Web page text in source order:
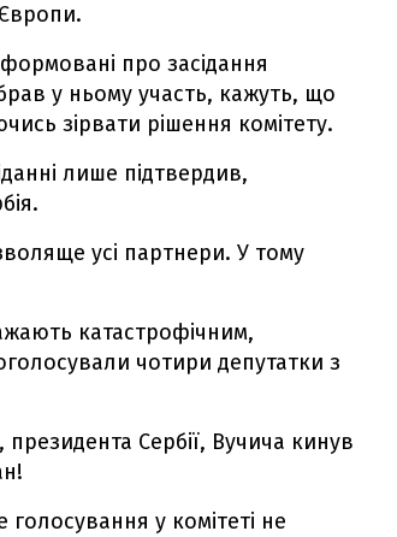
про засідання
у ньому участь, кажуть, що
зірвати рішення комітету.
лише підтвердив,
усі партнери. У тому
катастрофічним,
чотири депутатки з
Сербії, Вучича кинув
у комітеті не